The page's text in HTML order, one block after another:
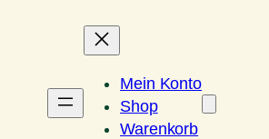
Mein Konto
Shop
Warenkorb